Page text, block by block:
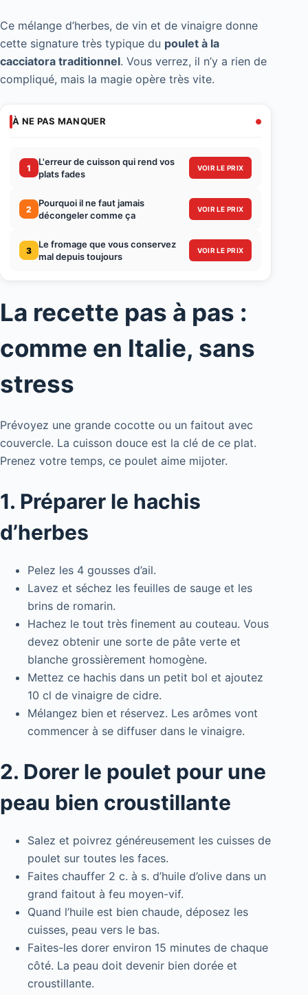
Ce mélange d’herbes, de vin et de vinaigre donne
cette signature très typique du poulet à la
cacciatora traditionnel. Vous verrez, il n’y a rien de
compliqué, mais la magie opère très vite.
À NE PAS MANQUER
1
L'erreur de cuisson qui rend vos
plats fades
VOIR LE PRIX
2
Pourquoi il ne faut jamais
décongeler comme ça
VOIR LE PRIX
3
Le fromage que vous conservez
mal depuis toujours
VOIR LE PRIX
La recette pas à pas :
comme en Italie, sans
stress
Prévoyez une grande cocotte ou un faitout avec
couvercle. La cuisson douce est la clé de ce plat.
Prenez votre temps, ce poulet aime mijoter.
1. Préparer le hachis
d’herbes
Pelez les 4 gousses d’ail.
Lavez et séchez les feuilles de sauge et les
brins de romarin.
Hachez le tout très finement au couteau. Vous
devez obtenir une sorte de pâte verte et
blanche grossièrement homogène.
Mettez ce hachis dans un petit bol et ajoutez
10 cl de vinaigre de cidre.
Mélangez bien et réservez. Les arômes vont
commencer à se diffuser dans le vinaigre.
2. Dorer le poulet pour une
peau bien croustillante
Salez et poivrez généreusement les cuisses de
poulet sur toutes les faces.
Faites chauffer 2 c. à s. d’huile d’olive dans un
grand faitout à feu moyen-vif.
Quand l’huile est bien chaude, déposez les
cuisses, peau vers le bas.
Faites-les dorer environ 15 minutes de chaque
côté. La peau doit devenir bien dorée et
croustillante.